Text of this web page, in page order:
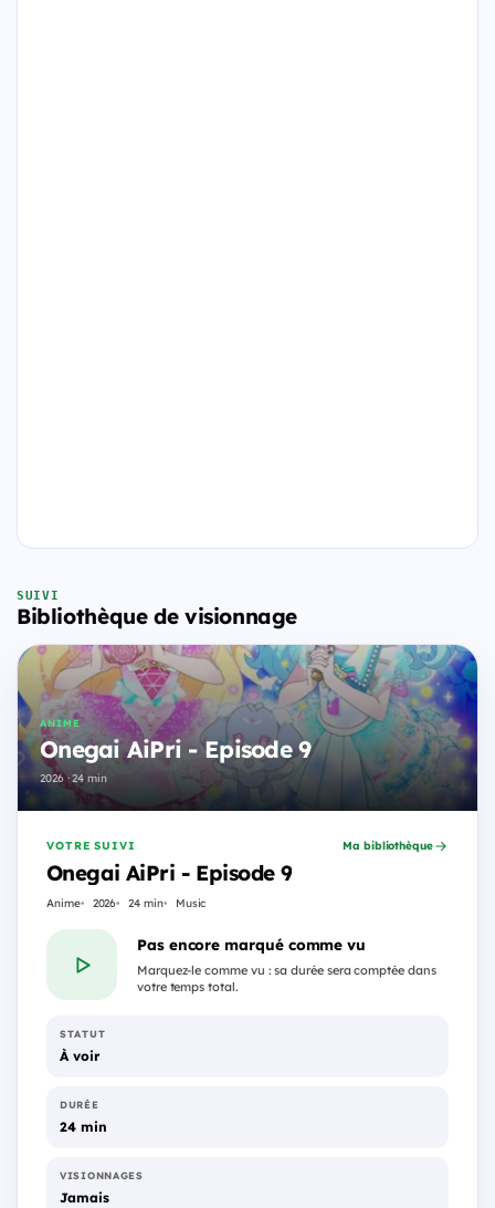
SUIVI
Bibliothèque de visionnage
ANIME
Onegai AiPri - Episode 9
2026 · 24 min
VOTRE SUIVI
Onegai AiPri - Episode 9
Anime 2026 24 min Music
Ma bibliothèque
Pas encore marqué comme vu
Marquez-le comme vu : sa durée sera comptée dans
votre temps total.
STATUT
À voir
DURÉE
24 min
VISIONNAGES
Jamais